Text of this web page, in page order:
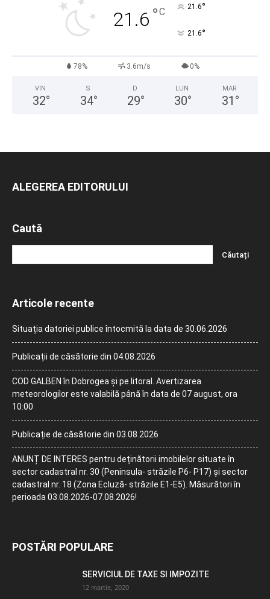
21.6 °C 21.6°
21.6°
78% 3.6m/s 0%
VIN
32°
S
34°
D
29°
LUN
30°
MAR
31 °
ALEGEREA EDITORULUI
Caută
Articole recente
Situația datoriei publice întocmită la data de 30.06.2026
Publicații de căsătorie din 04.08.2026
COD GALBEN în Dobrogea și pe litoral. Avertizarea
meteorologilor este valabilă până în data de 07 august, ora
10:00
Publicație de căsătorie din 03.08.2026
ANUNȚ DE INTERES pentru deținătorii imobilelor situate în
sector cadastral nr. 30 (Peninsula- străzile P6- P17) și sector
cadastral nr. 18 (Zona Ecluză- străzile E1-E5). Măsurători în
perioada 03.08.2026-07.08.2026!
POSTĂRI POPULARE
SERVICIUL DE TAXE SI IMPOZITE
12 martie, 2020